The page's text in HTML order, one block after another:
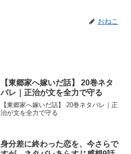
おねこ
【東郷家へ嫁いだ話】 20巻ネタ
バレ｜正治が文を全力で守る
【東郷家へ嫁いだ話】 20巻ネタバレ｜正
治が文を全力で守る
身分差に終わった恋を、今さらで